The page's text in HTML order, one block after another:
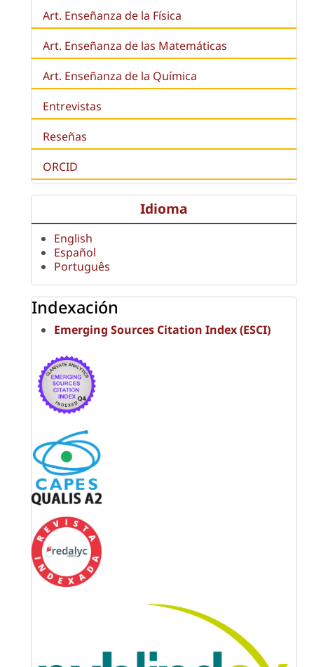
Art. Enseñanza de la Física
Art. Enseñanza de las Matemáticas
Art. Enseñanza de la Química
Entrevistas
Reseñas
ORCID
Idioma
English
Español
Português
Indexación
Emerging Sources Citation Index (ESCI)